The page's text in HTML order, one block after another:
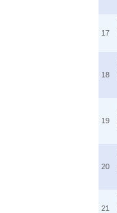
17
18
19
20
21